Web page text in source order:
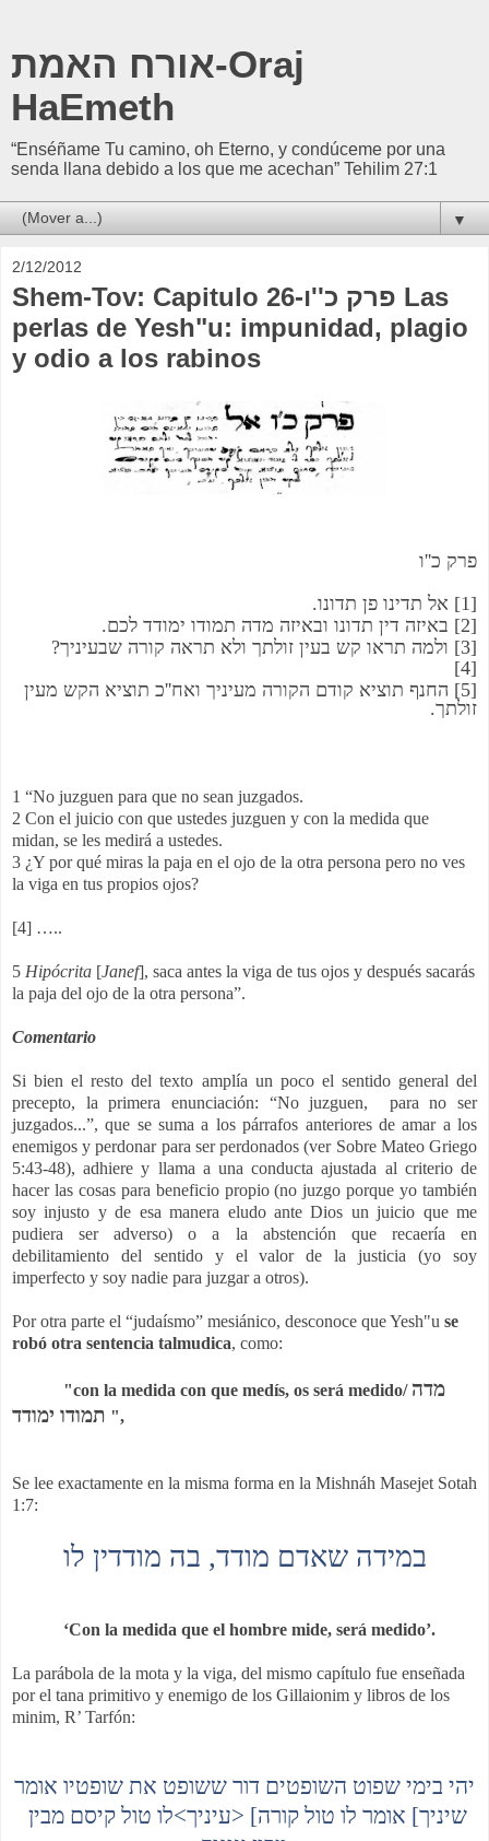
אורח האמת-Oraj
HaEmeth
“Enséñame Tu camino, oh Eterno, y condúceme por una
senda llana debido a los que me acechan” Tehilim 27:1
▼
2/12/2012
Shem-Tov: Capitulo 26-פרק כ''ו Las
perlas de Yesh"u: impunidad, plagio
y odio a los rabinos
פרק כ''ו
[1]
אל תדינו פן תדונו.
[2]
באיזה דין תדונו ובאיזה מדה תמודו ימודד לכם.
[3]
ולמה תראו קש בעין זולתך ולא תראה קורה שבעיניך?
[4]
[5]
החנף תוציא קודם הקורה מעיניך ואח''כ תוציא הקש מעין
זולתך.
1 “No juzguen para que no sean juzgados.
2 Con el juicio con que ustedes juzguen y con la medida que
midan, se les medirá a ustedes.
3 ¿Y por qué miras la paja en el ojo de la otra persona pero no ves
la viga en tus propios ojos?
[4] …..
5 Hipócrita [Janef], saca antes la viga de tus ojos y después sacarás
la paja del ojo de la otra persona”.
Comentario
Si bien el resto del texto amplía un poco el sentido general del
precepto, la primera enunciación: “No juzguen, para no ser
juzgados...”, que se suma a los párrafos anteriores de amar a los
enemigos y perdonar para ser perdonados (ver Sobre Mateo Griego
5:43-48), adhiere y llama a una conducta ajustada al criterio de
hacer las cosas para beneficio propio (no juzgo porque yo también
soy injusto y de esa manera eludo ante Dios un juicio que me
pudiera ser adverso) o a la abstención que recaería en
debilitamiento del sentido y el valor de la justicia (yo soy
imperfecto y soy nadie para juzgar a otros).
Por otra parte el “judaísmo” mesiánico, desconoce que Yesh"u se
robó otra sentencia talmudica, como:
"con la medida con que medís, os será medido/ מדה
תמודו ימודד ",
Se lee exactamente en la misma forma en la Mishnáh Masejet Sotah
1:7:
במידה שאדם מודד, בה מודדין לו
‘Con la medida que el hombre mide, será medido’.
La parábola de la mota y la viga, del mismo capítulo fue enseñada
por el tana primitivo y enemigo de los Gillaionim y libros de los
minim, R’ Tarfón:
יהי בימי שפוט השופטים דור ששופט את שופטיו אומר
לו טול קיסם מבין<עיניך> [שיניך] אומר לו טול קורה